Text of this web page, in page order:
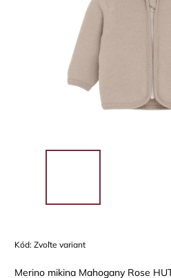
Kód: Zvoľte variant
Merino mikina Mahogany Rose